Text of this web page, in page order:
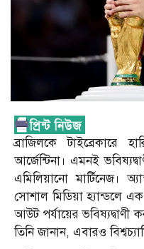
ব্রাজিলকে টাইব্রেকারে
আর্জেন্টিনা। এমনই
এমিলিয়ানো মার্টিনেজ।
সোশাল মিডিয়া হ্যান্ডলে
আউট পর্যায়ের ভবিষ্যদ্বাণী
তিনি জানান, এবারও